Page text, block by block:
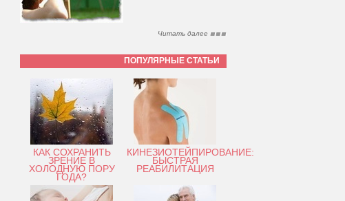
Читать далее
ПОПУЛЯРНЫЕ СТАТЬИ
КАК СОХРАНИТЬ
ЗРЕНИЕ В
ХОЛОДНУЮ ПОРУ
ГОДА?
КИНЕЗИОТЕЙПИРОВАНИЕ:
БЫСТРАЯ
РЕАБИЛИТАЦИЯ